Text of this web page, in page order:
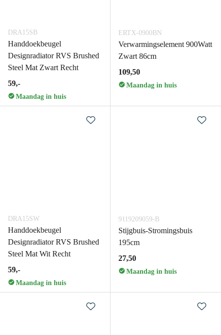
DRA15SB
Handdoekbeugel
Designradiator RVS Brushed
Steel Mat Zwart Recht
59,-
Maandag in huis
ERTX-0900BN
Verwarmingselement 900Watt
Zwart 86cm
109,50
Maandag in huis
DRA15SW
Handdoekbeugel
Designradiator RVS Brushed
Steel Mat Wit Recht
59,-
Maandag in huis
9119209059-B
Stijgbuis-Stromingsbuis
195cm
27,50
Maandag in huis